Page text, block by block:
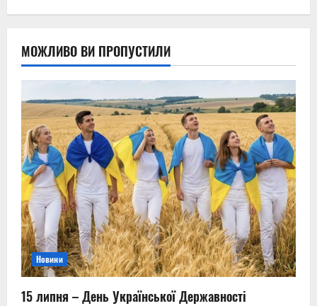
МОЖЛИВО ВИ ПРОПУСТИЛИ
Новини
15 липня – День Української Державності